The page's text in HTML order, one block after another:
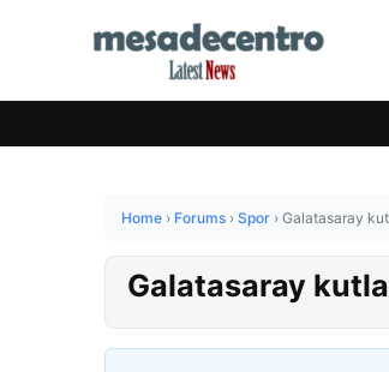
Home › Forums › Spor › Galatasaray
Galatasaray